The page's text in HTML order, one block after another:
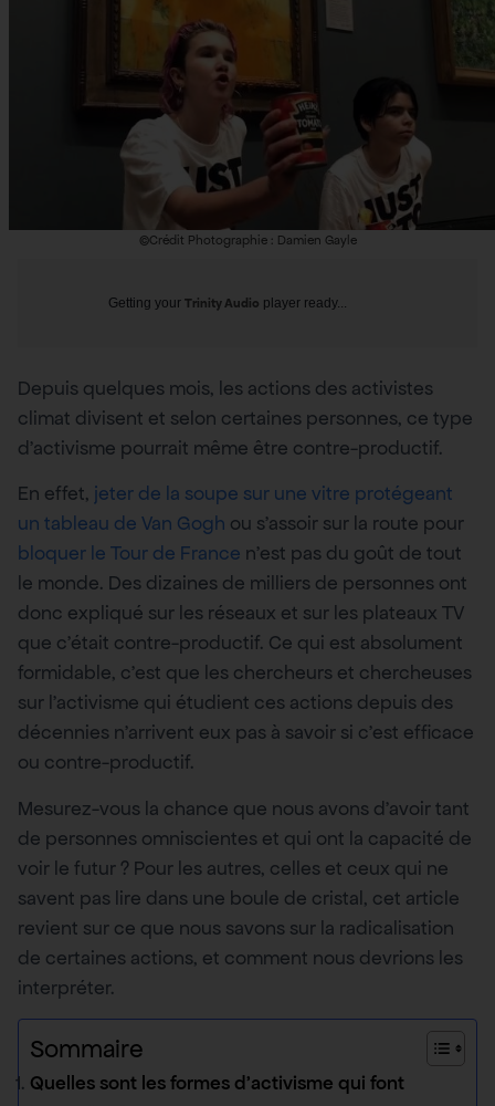
©Crédit Photographie : Damien Gayle
Getting your Trinity Audio player ready...
Depuis quelques mois, les actions des activistes
climat divisent et selon certaines personnes, ce type
d’activisme pourrait même être contre-productif.
En effet, jeter de la soupe sur une vitre protégeant
un tableau de Van Gogh ou s’assoir sur la route pour
bloquer le Tour de France n’est pas du goût de tout
le monde. Des dizaines de milliers de personnes ont
donc expliqué sur les réseaux et sur les plateaux TV
que c’était contre-productif. Ce qui est absolument
formidable, c’est que les chercheurs et chercheuses
sur l’activisme qui étudient ces actions depuis des
décennies n’arrivent eux pas à savoir si c’est efficace
ou contre-productif.
Mesurez-vous la chance que nous avons d’avoir tant
de personnes omniscientes et qui ont la capacité de
voir le futur ? Pour les autres, celles et ceux qui ne
savent pas lire dans une boule de cristal, cet article
revient sur ce que nous savons sur la radicalisation
de certaines actions, et comment nous devrions les
interpréter.
Sommaire
Quelles sont les formes d’activisme qui font